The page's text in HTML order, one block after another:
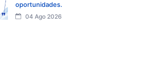
oportunidades.
04 Ago 2026